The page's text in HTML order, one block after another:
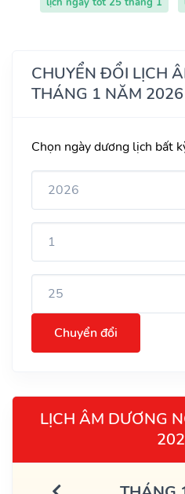
CHUYỂN ĐỔI LỊCH
THÁNG 1 NĂM 2026
Chọn ngày dương lịch bất
Chuyển đổi
LỊCH ÂM DƯƠNG